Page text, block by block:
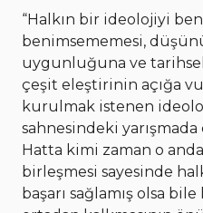
“Halkın bir ideolojiyi
benimsememesi,
uygunluğuna ve
çeşit eleştirinin açığa
kurulmak istenen
sahnesindeki
Hatta kimi zaman o
birleşmesi sayesinde
başarı sağlamış olsa